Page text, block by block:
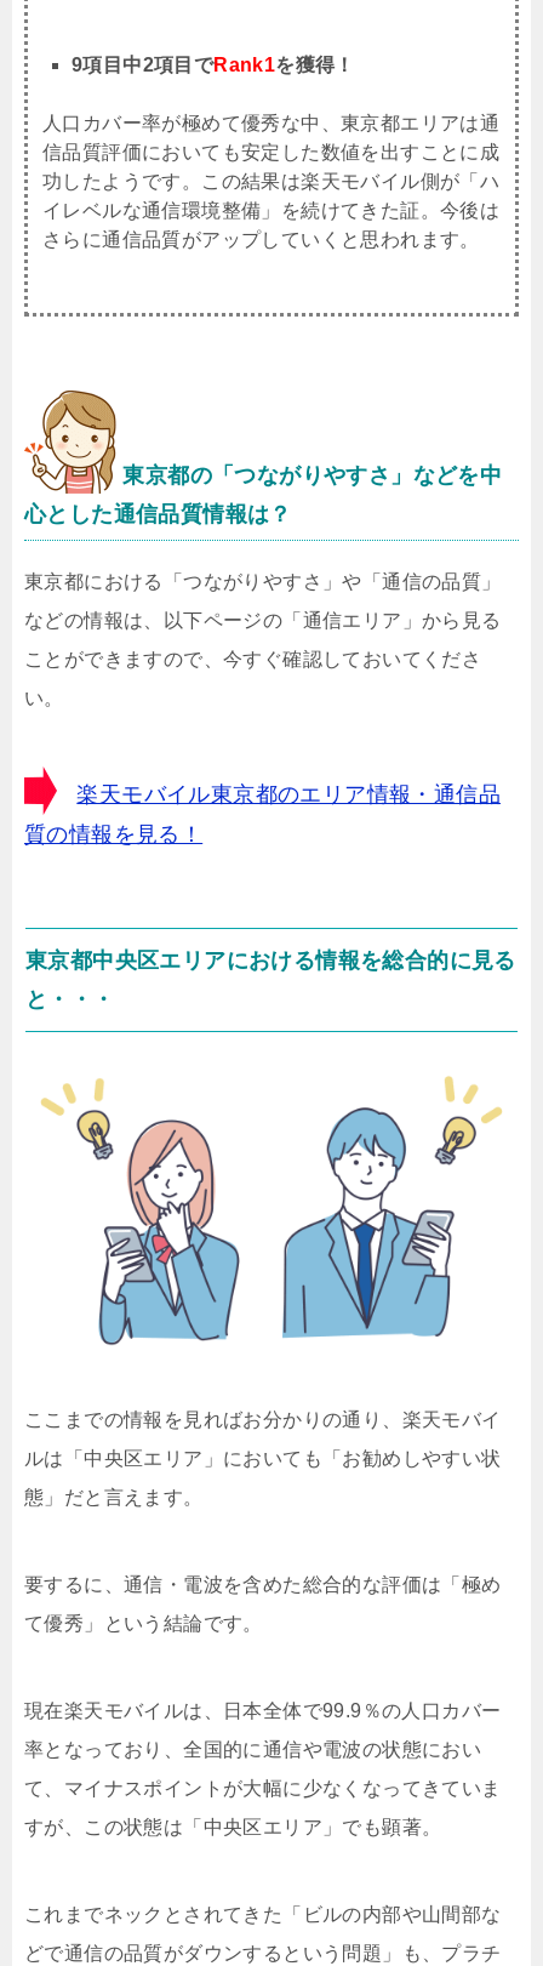
9項目中2項目でRank1を獲得！
人口カバー率が極めて優秀な中、東京都エリアは通
信品質評価においても安定した数値を出すことに成
功したようです。この結果は楽天モバイル側が「ハ
イレベルな通信環境整備」を続けてきた証。今後は
さらに通信品質がアップしていくと思われます。
東京都の「つながりやすさ」などを中
心とした通信品質情報は？
東京都における「つながりやすさ」や「通信の品質」
などの情報は、以下ページの「通信エリア」から見る
ことができますので、今すぐ確認しておいてくださ
い。
楽天モバイル東京都のエリア情報・通信品
質の情報を見る！
東京都中央区エリアにおける情報を総合的に見る
と・・・
ここまでの情報を見ればお分かりの通り、楽天モバイ
ルは「中央区エリア」においても「お勧めしやすい状
態」だと言えます。
要するに、通信・電波を含めた総合的な評価は「極め
て優秀」という結論です。
現在楽天モバイルは、日本全体で99.9％の人口カバー
率となっており、全国的に通信や電波の状態におい
て、マイナスポイントが大幅に少なくなってきていま
すが、この状態は「中央区エリア」でも顕著。
これまでネックとされてきた「ビルの内部や山間部な
どで通信の品質がダウンするという問題」も、プラチ